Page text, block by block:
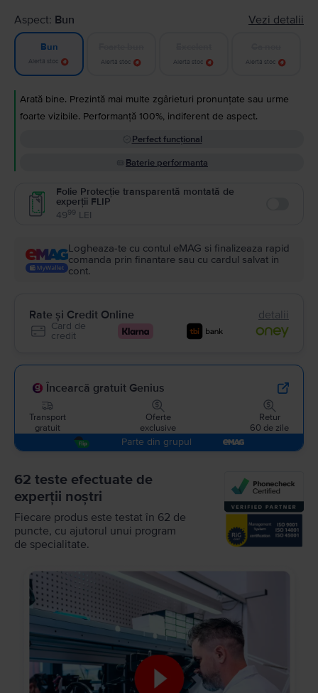
Aspect: Bun Vezi detalii
Bun
Alertă stoc Alertă stoc Alertă stoc Alertă stoc
Arată bine. Prezintă mai multe zgârieturi pronunțate sau urme
foarte vizibile. Performanță 100%, indiferent de aspect.
Perfect funcțional
Baterie performanta
Folie Protecție transparentă montată de
experții FLIP
4999 LEI
Logheaza-te cu contul eMAG si finalizeaza rapid
comanda prin finantare sau cu cardul salvat in
cont.
Rate și Credit Online detalii
Card de
credit
Încearcă gratuit Genius
Transport
gratuit
Oferte
exclusive
Retur
60 de zile
Parte din grupul
62 teste efectuate de
experții noștri
Fiecare produs este testat în 62 de
puncte, cu ajutorul unui program
de specialitate.